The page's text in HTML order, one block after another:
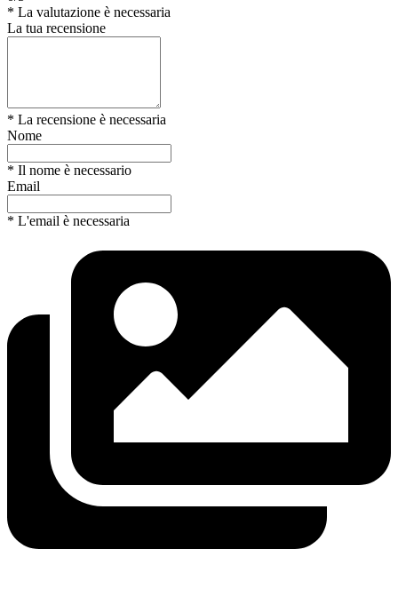
* La valutazione è necessaria
La tua recensione
* La recensione è necessaria
Nome
* Il nome è necessario
Email
* L'email è necessaria